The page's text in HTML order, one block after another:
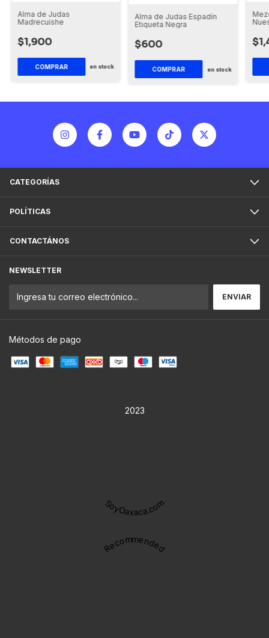
Alma de Judas
Madrecuishe
$1,900
COMPRAR en stock
Alma de Judas Espadín
Etiqueta Negra
$600
COMPRAR en stock
CATEGORÍAS
POLÍTICAS
CONTACTÁNOS
NEWSLETTER
Métodos de pago
2023
SoyOaxaca.com
Recommended